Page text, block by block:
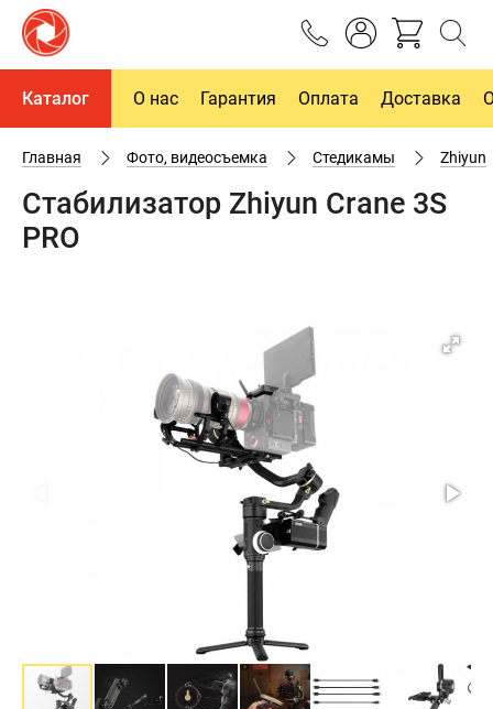
Каталог О нас Гарантия Оплата Доставка
Главная Фото, видеосъемка Cтедикамы Zhiyun
Стабилизатор Zhiyun Crane 3S
PRO